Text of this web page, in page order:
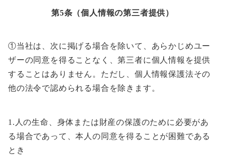
第5条（個人情報の第三者提供）
①当社は、次に掲げる場合を除いて、あらかじめユー
ザーの同意を得ることなく、第三者に個人情報を提供
することはありません。ただし、個人情報保護法その
他の法令で認められる場合を除きます。
1.人の生命、身体または財産の保護のために必要があ
る場合であって、本人の同意を得ることが困難である
とき